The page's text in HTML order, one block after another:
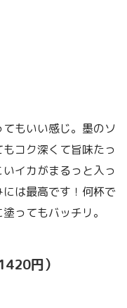
もいい感じ。墨のソ
コク深くて旨味たっ
イカがまるっと入っ
は最高です！何杯で
ってもバッチリ。
円）